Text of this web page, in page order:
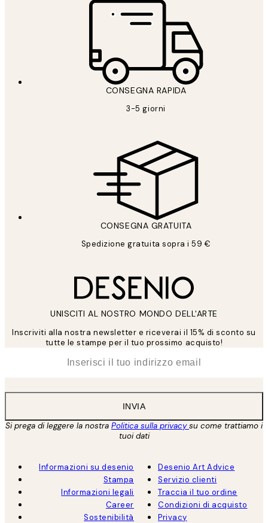
CONSEGNA RAPIDA
3-5 giorni
CONSEGNA GRATUITA
Spedizione gratuita sopra i 59 €
UNISCITI AL NOSTRO MONDO DELL'ARTE
Inscriviti alla nostra newsletter e riceverai il 15% di sconto su
tutte le stampe per il tuo prossimo acquisto!
INVIA
Si prega di leggere la nostra Politica sulla privacysu come trattiamo i
tuoi dati
Informazioni su desenio
Stampa
Informazioni legali
Career
Sostenibilità
Desenio Art Advice
Servizio clienti
Traccia il tuo ordine
Condizioni di acquisto
Privacy